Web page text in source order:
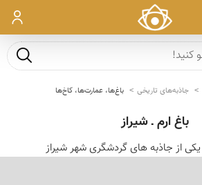
ورود
جست و
جاذبه‌های تاریخی باغ‌ها، عمارت‌ها، کاخ‌ها
باغ ارم ـ شیراز
یکی از جاذبه های گردشگری شهر شیراز